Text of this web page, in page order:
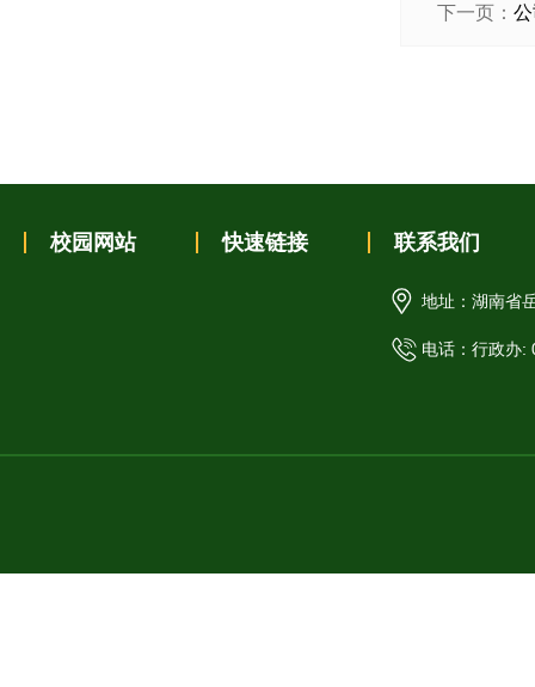
下一页：
校园网站 快速链接 联系我们
地址：湖南省
电话：行政办